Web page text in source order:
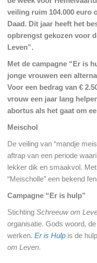
veiling ruim 104.000 euro
Daad. Dit jaar heeft het
opbrengst gekozen voor
Leven”.
Met de campagne “Er is
jonge vrouwen een
Voor een bedrag van €
vrouw een jaar lang
abortus als het gaat om
Meischol
De veiling van “mandje
aftrap van een periode
lekker dik en smaakvol.
“Meischolle” een bekend
Campagne “Er is hulp”
Stichting Schreeuw om
organisatie. Gods woord,
werken. Er is Hulp is de
om Leven.